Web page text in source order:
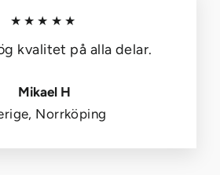
★★★★★
kvalitet på alla delar.
Mikael H
Norrköping